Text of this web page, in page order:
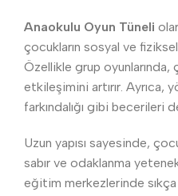
Anaokulu Oyun Tüneli
çocukların sosyal ve
Özellikle grup oyunlarında,
etkileşimini artırır. Ayrıca,
farkındalığı gibi becerileri
Uzun yapısı sayesinde,
sabır ve odaklanma
eğitim merkezlerinde